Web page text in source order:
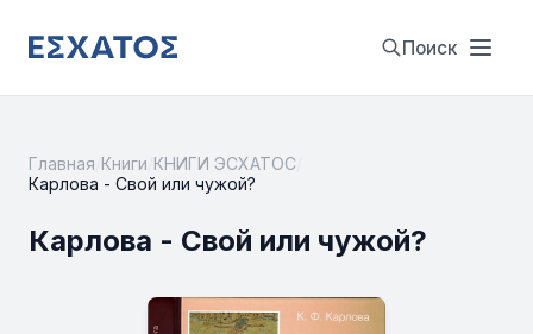
Поиск
Главная Книги КНИГИ ЭСХАТОС
Карлова - Свой или чужой?
Карлова - Свой или чужой?